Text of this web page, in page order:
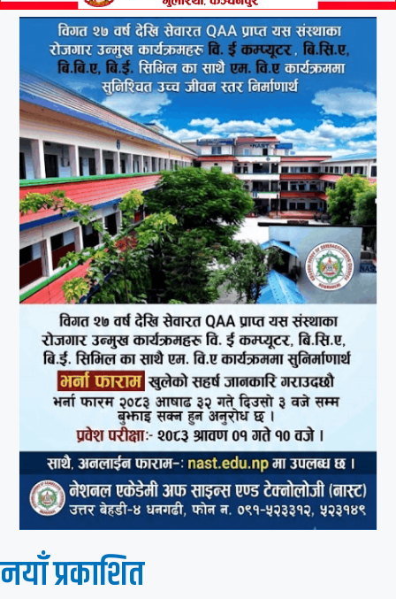
नयाँ प्रकाशित